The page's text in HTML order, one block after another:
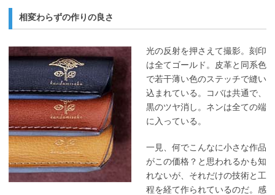
相変わらずの作りの良さ
光の反射を押さえて撮影。刻印
は全てゴールド。皮革と同系色
で若干薄い色のステッチで縫い
込まれている。コバは共通で、
黒のツヤ消し。ネンは全ての端
に入っている。
一見、何でこんなに小さな作品
がこの価格？と思われるかも知
れないが、それだけの技術と工
程を経て作られているのだ。感